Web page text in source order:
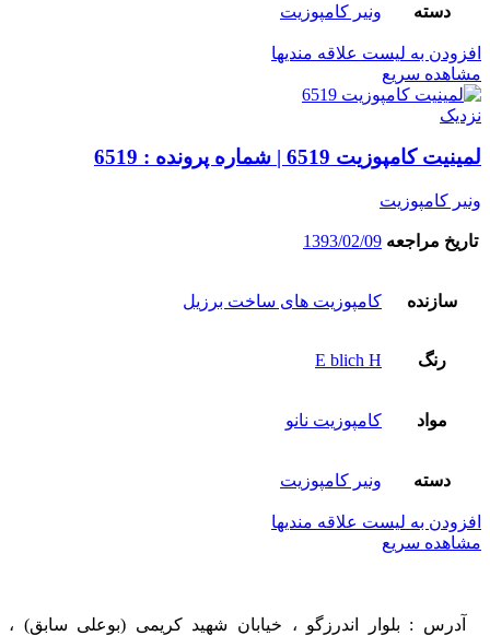
دسته ونیر کامپوزیت
افزودن به لیست علاقه مندیها
مشاهده سریع
نزدیک
لمینیت کامپوزیت 6519 | شماره پرونده : 6519
ونیر کامپوزیت
تاریخ مراجعه 1393/02/09
سازنده کامپوزیت های ساخت برزیل
رنگ E blich H
مواد کامپوزیت نانو
دسته ونیر کامپوزیت
افزودن به لیست علاقه مندیها
مشاهده سریع
آدرس : بلوار اندرزگو ، خیابان شهید کریمی (بوعلی سابق) ،